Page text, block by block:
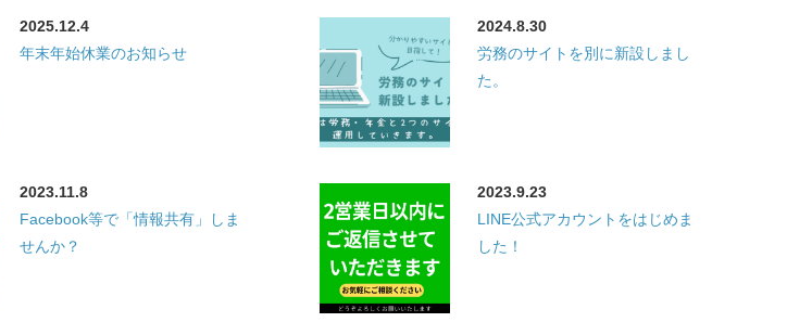
2025.12.4
年末年始休業のお知らせ
2024.8.30
労務のサイトを別に新設しまし
た。
2023.11.8
Facebook等で「情報共有」しま
せんか？
2023.9.23
LINE公式アカウントをはじめま
した！